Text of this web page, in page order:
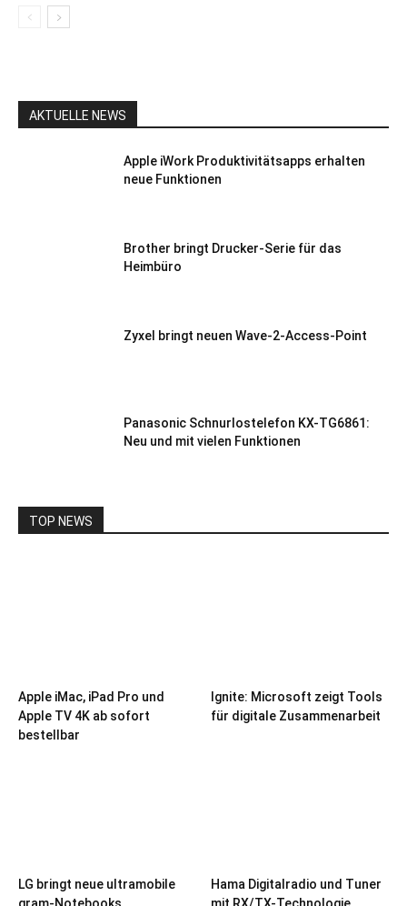
AKTUELLE NEWS
Apple iWork Produktivitätsapps erhalten
neue Funktionen
Brother bringt Drucker-Serie für das
Heimbüro
Zyxel bringt neuen Wave-2-Access-Point
Panasonic Schnurlostelefon KX-TG6861:
Neu und mit vielen Funktionen
TOP NEWS
Apple iMac, iPad Pro und
Apple TV 4K ab sofort
bestellbar
Ignite: Microsoft zeigt Tools
für digitale Zusammenarbeit
LG bringt neue ultramobile
gram-Notebooks
Hama Digitalradio und Tuner
mit RX/TX-Technologie